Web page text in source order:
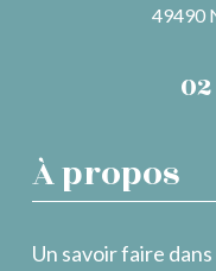
49490
À propos
Un savoir faire